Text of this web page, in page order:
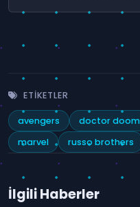
ETIKETLER
avengers doctor doom
marvel
russo brothers
İlgili Haberler